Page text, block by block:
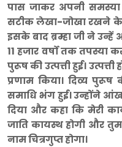
पास जाकर अपनी
सटीक लेखा-जोखा रखने के
इसके बाद ब्रम्हा जी ने
11 हजार वर्षो तक तपस्या
पुरूष की उत्पत्ती हुई।
प्रणाम किया। दिव्य पुरूष
समाधि भंग हुई। उन्होंने
दिया और कहा कि मेरी
जाति कायस्थ होगी और तुम
नाम चित्रगुप्त होगा।